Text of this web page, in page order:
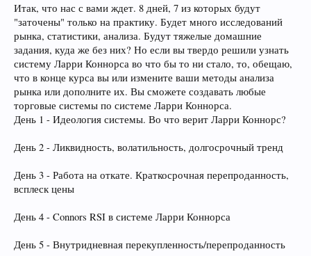
Итак, что нас с вами ждет. 8 дней, 7 из которых будут
"заточены" только на практику. Будет много исследований
рынка, статистики, анализа. Будут тяжелые домашние
задания, куда же без них? Но если вы твердо решили узнать
систему Ларри Коннорса во что бы то ни стало, то, обещаю,
что в конце курса вы или измените ваши методы анализа
рынка или дополните их. Вы сможете создавать любые
торговые системы по системе Ларри Коннорса.
День 1 - Идеология системы. Во что верит Ларри Коннорс?
День 2 - Ликвидность, волатильность, долгосрочный тренд
День 3 - Работа на откате. Краткосрочная перепроданность,
всплеск цены
День 4 - Connors RSI в системе Ларри Коннорса
День 5 - Внутридневная перекупленность/перепроданность